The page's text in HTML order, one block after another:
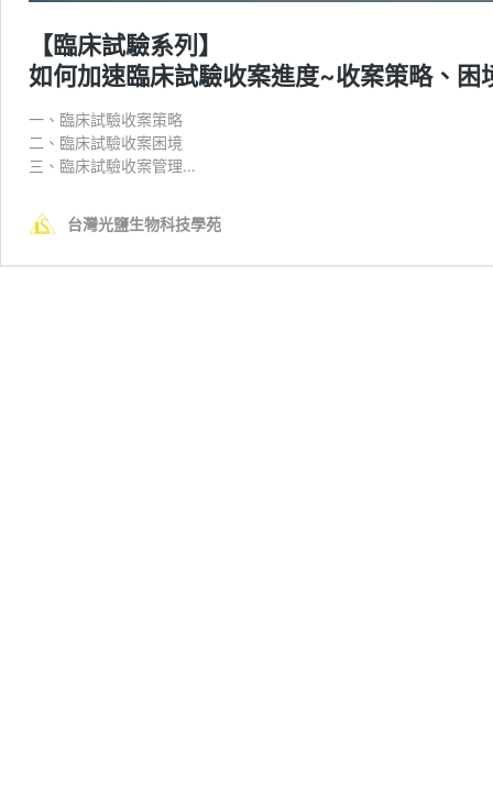
【臨床試驗系列】
如何加速臨床試驗收案進度~收案策略、困
一、臨床試驗收案策略
二、臨床試驗收案困境
三、臨床試驗收案管理…
台灣光鹽生物科技學苑